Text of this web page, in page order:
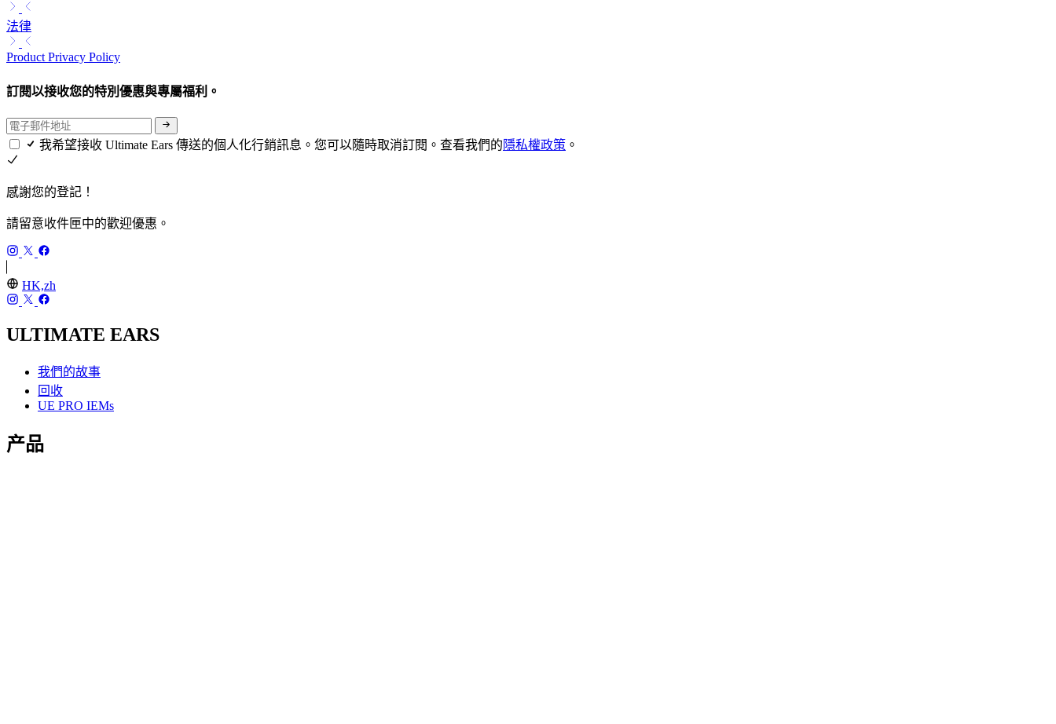
法律
Product Privacy Policy
訂閱以接收您的特別優惠與專屬福利。
我希望接收 Ultimate Ears 傳送的個人化行銷訊息。您可以隨時取消訂閱。查看我們的隱私權政策 。
感謝您的登記！
請留意收件匣中的歡迎優惠。
HK,zh
ULTIMATE EARS
我們的故事
回收
UE PRO IEMs
产品